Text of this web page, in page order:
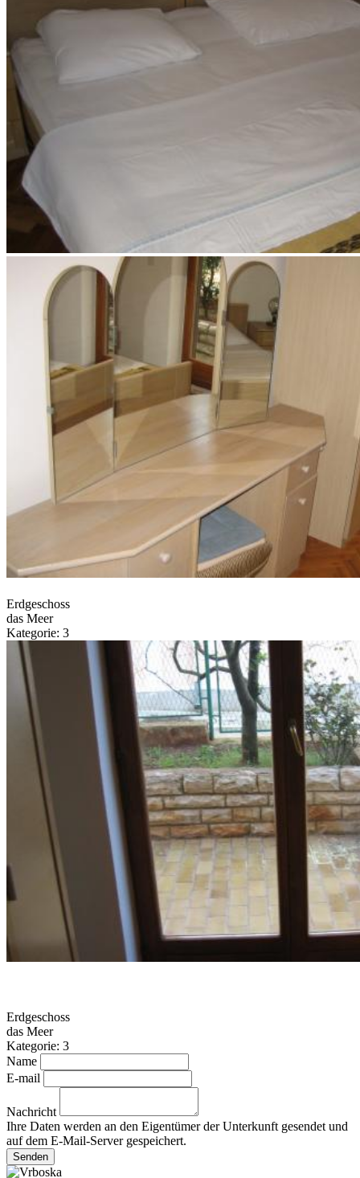
Erdgeschoss
das Meer
Kategorie: 3
Erdgeschoss
das Meer
Kategorie: 3
Name
E-mail
Nachricht
Ihre Daten werden an den Eigentümer der Unterkunft gesendet und
auf dem E-Mail-Server gespeichert.